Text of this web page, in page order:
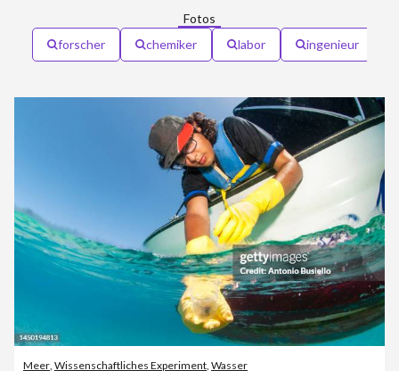
Fotos
forscher
chemiker labor ingenieur
Meer Wissenschaftliches Experiment Wasser